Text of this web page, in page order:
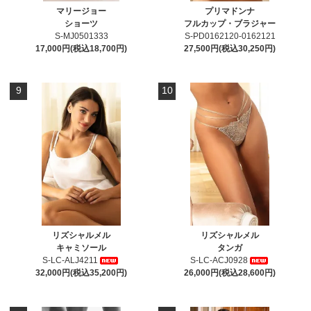
マリージョー
ショーツ
S-MJ0501333
17,000円(税込18,700円)
プリマドンナ
フルカップ・ブラジャー
S-PD0162120-0162121
27,500円(税込30,250円)
9
リズシャルメル
キャミソール
S-LC-ALJ4211
32,000円(税込35,200円)
10
リズシャルメル
タンガ
S-LC-ACJ0928
26,000円(税込28,600円)